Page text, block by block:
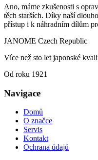
Ano, máme zkušenosti s
těch starších. Díky naší
přístup i k náhradním dílům
JANOME Czech Republic
Více než sto let japonské
Od roku 1921
Navigace
Domů
O značce
Servis
Kontakt
Ochrana údajů